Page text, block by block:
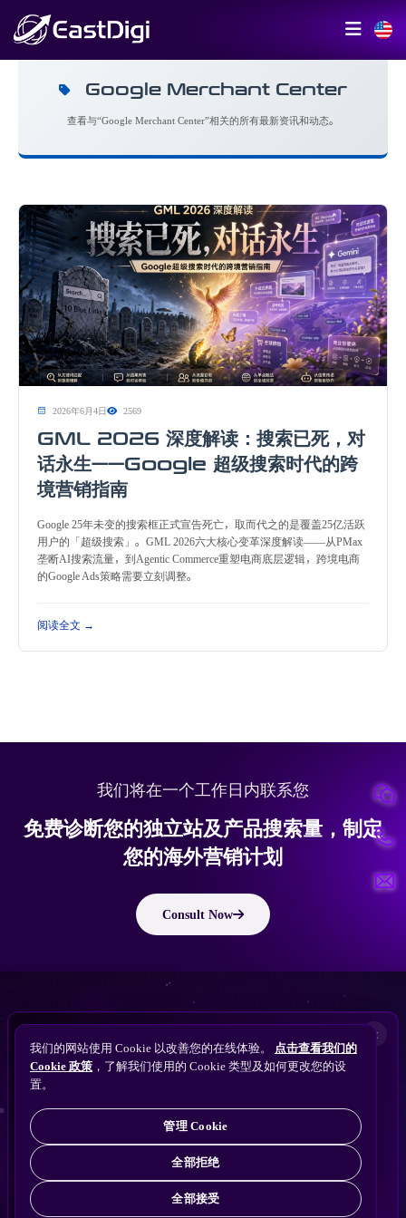
Google Merchant Center
查看与“Google Merchant Center”相关的所有最新资讯和动态。
2026年6月4日 2569
GML 2026 深度解读：搜索已死，对
话永生——Google 超级搜索时代的跨
境营销指南
Google 25年未变的搜索框正式宣告死亡，取而代之的是覆盖25亿活跃
用户的「超级搜索」。GML 2026六大核心变革深度解读——从PMax
垄断AI搜索流量，到Agentic Commerce重塑电商底层逻辑，跨境电商
的Google Ads策略需要立刻调整。
阅读全文 →
我们将在一个工作日内联系您
免费诊断您的独立站及产品搜索量，制定
您的海外营销计划
Consult Now
版权所有 © 2010 ~ 2026 隽永东方/EastDigi--专注企业海外业务增长
备案号：苏ICP备14005285号-11
我们的网站使用 Cookie 以改善您的在线体验。 点击查看我们的
Cookie 政策 ，了解我们使用的 Cookie 类型及如何更改您的设
置。
管理 Cookie
全部拒绝
全部接受
×
Perplexity
Gemini
ChatGPT
搜索找到您的独立站？
免费获取隽永东方 SEO / AEO / GEO 独立站可见
免费诊断→